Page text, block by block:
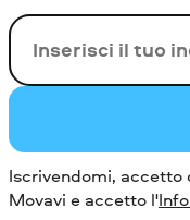
La tua e-mail
Iscrivendomi, accetto
Movavi e accetto l'